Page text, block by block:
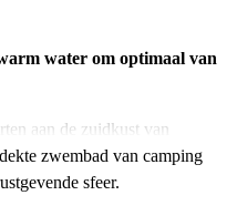
water om optimaal van
aan de zuidkust van
zwembad van camping
sfeer.